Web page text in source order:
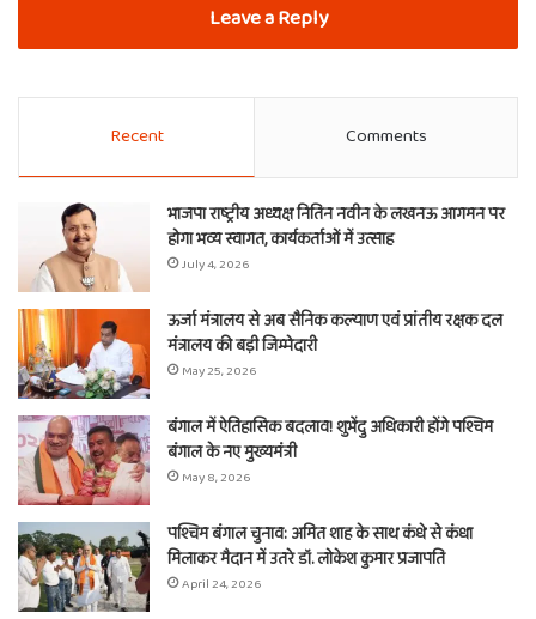
Leave a Reply
Recent Comments
भाजपा राष्ट्रीय अध्यक्ष नितिन नवीन के लखनऊ आगमन पर
होगा भव्य स्वागत, कार्यकर्ताओं में उत्साह
July 4, 2026
ऊर्जा मंत्रालय से अब सैनिक कल्याण एवं प्रांतीय रक्षक दल
मंत्रालय की बड़ी जिम्मेदारी
May 25, 2026
बंगाल में ऐतिहासिक बदलाव! शुभेंदु अधिकारी होंगे पश्चिम
बंगाल के नए मुख्यमंत्री
May 8, 2026
पश्चिम बंगाल चुनाव: अमित शाह के साथ कंधे से कंधा
मिलाकर मैदान में उतरे डॉ. लोकेश कुमार प्रजापति
April 24, 2026